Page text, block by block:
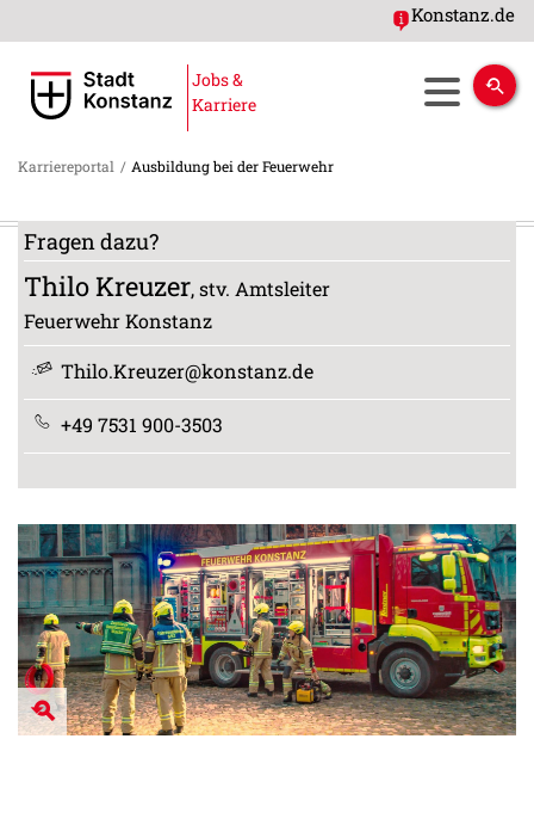
Konstanz.de
Jobs &
Karriere
Karriereportal / Ausbildung bei der Feuerwehr
Fragen dazu?
ThiloKreuzer, stv. Amtsleiter
Feuerwehr Konstanz
Thilo.Kreuzer@konstanz.de
+49 7531 900-3503